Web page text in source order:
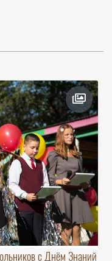
с Днём Знаний